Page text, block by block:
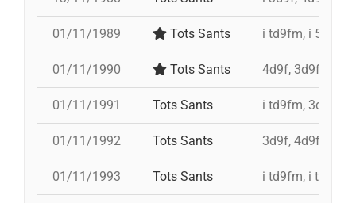
01/11/1989 Tots Sants i td9fm, i 5d8,
01/11/1990 Tots Sants 4d9f, 3d9f,
01/11/1991 Tots Sants i td9fm, 3d8, i
01/11/1992 Tots Sants 3d9f, 4d9f, i
01/11/1993 Tots Sants i td9fm, i td9fm,